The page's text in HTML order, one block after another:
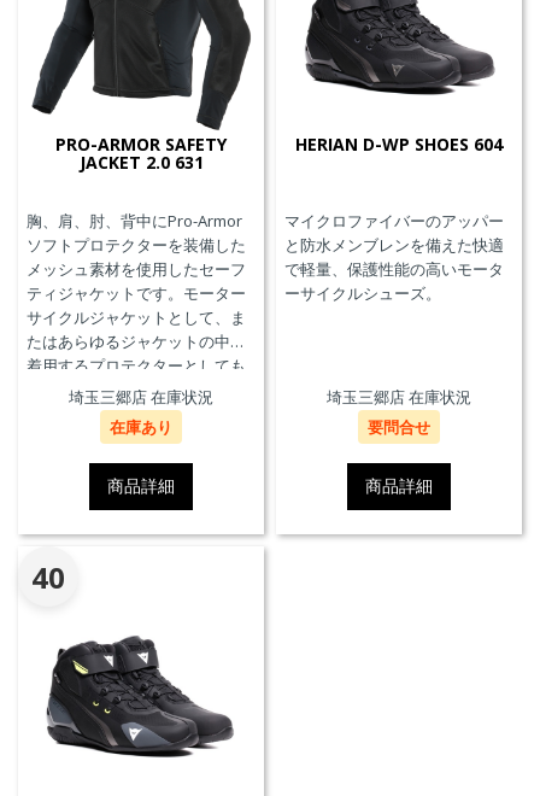
PRO-ARMOR SAFETY
JACKET 2.0 631
胸、肩、肘、背中にPro-Armor
ソフトプロテクターを装備した
メッシュ素材を使用したセーフ
ティジャケットです。モーター
サイクルジャケットとして、ま
たはあらゆるジャケットの中に
着用するプロテクターとしても
使用することができます。
埼玉三郷店 在庫状況
在庫あり
商品詳細
HERIAN D-WP SHOES 604
マイクロファイバーのアッパー
と防水メンブレンを備えた快適
で軽量、保護性能の高いモータ
ーサイクルシューズ。
埼玉三郷店 在庫状況
要問合せ
商品詳細
40